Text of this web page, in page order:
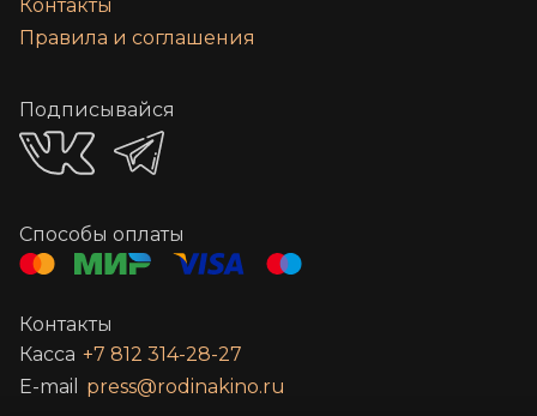
Контакты
Правила и соглашения
Подписывайся
Способы оплаты
Контакты
Касса +7 812 314-28-27
E-mail
press@rodinakino.ru